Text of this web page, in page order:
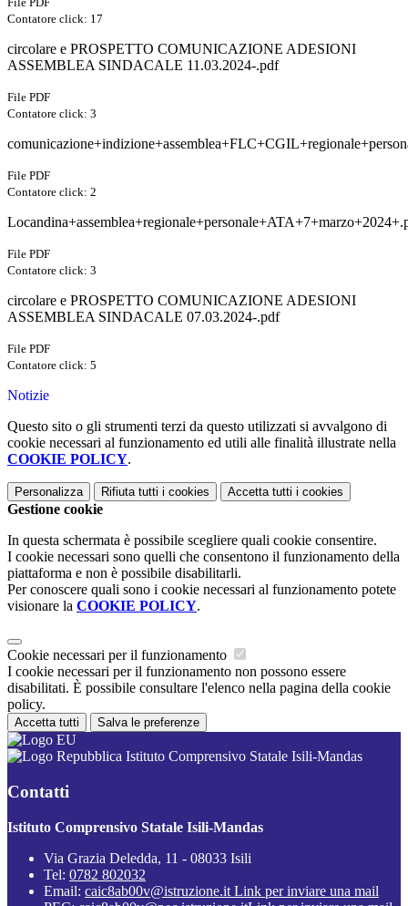
Contatore click: 17
circolare e PROSPETTO COMUNICAZIONE ADESIONI
ASSEMBLEA SINDACALE 11.03.2024-.pdf
File PDF
Contatore click: 3
File PDF
Contatore click: 2
File PDF
Contatore click: 3
circolare e PROSPETTO COMUNICAZIONE ADESIONI
ASSEMBLEA SINDACALE 07.03.2024-.pdf
File PDF
Contatore click: 5
Notizie
Questo sito o gli strumenti terzi da questo utilizzati si avvalgono di
cookie necessari al funzionamento ed utili alle finalità illustrate nella
COOKIE POLICY.
Personalizza Rifiuta tutti i cookies Accetta tutti i cookies
Gestione cookie
In questa schermata è possibile scegliere quali cookie consentire.
I cookie necessari sono quelli che consentono il funzionamento della
piattaforma e non è possibile disabilitarli.
Per conoscere quali sono i cookie necessari al funzionamento potete
visionare la COOKIE POLICY.
Cookie necessari per il funzionamento
I cookie necessari per il funzionamento non possono essere
disabilitati. È possibile consultare l'elenco nella pagina della cookie
policy.
Accetta tutti Salva le preferenze
Istituto Comprensivo Statale Isili-Mandas
Contatti
Istituto Comprensivo Statale Isili-Mandas
Via Grazia Deledda, 11 - 08033 Isili
Tel: 0782 802032
Email: caic8ab00v@istruzione.it Link per inviare una mail